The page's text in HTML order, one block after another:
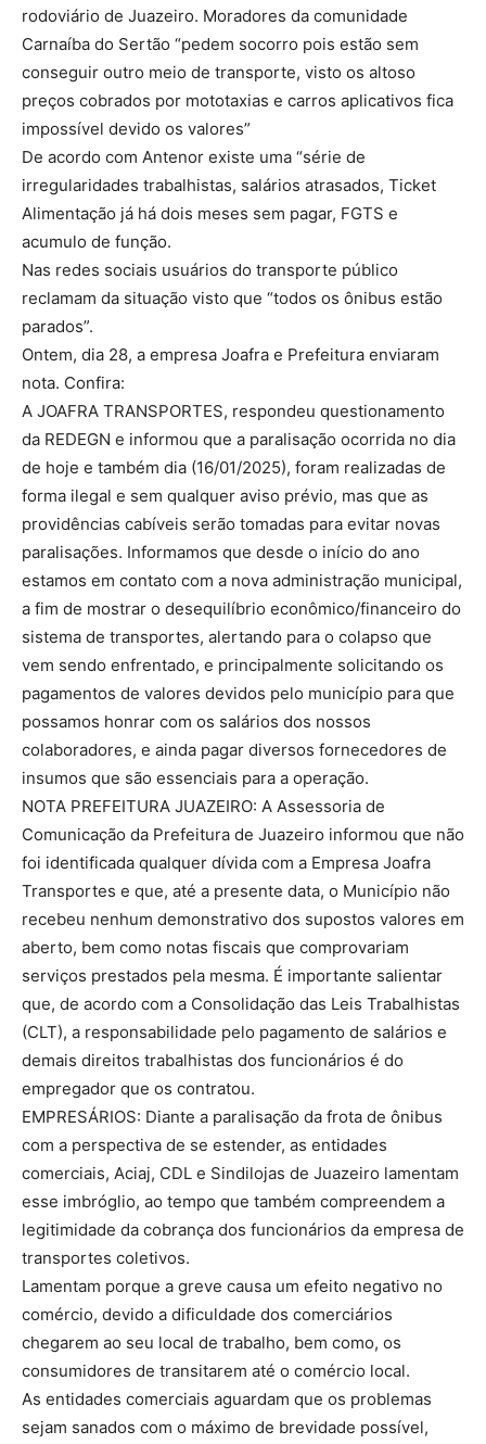
rodoviário de Juazeiro. Moradores da comunidade
Carnaíba do Sertão “pedem socorro pois estão sem
conseguir outro meio de transporte, visto os altoso
preços cobrados por mototaxias e carros aplicativos fica
impossível devido os valores”
De acordo com Antenor existe uma “série de
irregularidades trabalhistas, salários atrasados, Ticket
Alimentação já há dois meses sem pagar, FGTS e
acumulo de função.
Nas redes sociais usuários do transporte público
reclamam da situação visto que “todos os ônibus estão
parados”.
Ontem, dia 28, a empresa Joafra e Prefeitura enviaram
nota. Confira:
A JOAFRA TRANSPORTES, respondeu questionamento
da REDEGN e informou que a paralisação ocorrida no dia
de hoje e também dia (16/01/2025), foram realizadas de
forma ilegal e sem qualquer aviso prévio, mas que as
providências cabíveis serão tomadas para evitar novas
paralisações. Informamos que desde o início do ano
estamos em contato com a nova administração municipal,
a fim de mostrar o desequilíbrio econômico/financeiro do
sistema de transportes, alertando para o colapso que
vem sendo enfrentado, e principalmente solicitando os
pagamentos de valores devidos pelo município para que
possamos honrar com os salários dos nossos
colaboradores, e ainda pagar diversos fornecedores de
insumos que são essenciais para a operação.
NOTA PREFEITURA JUAZEIRO: A Assessoria de
Comunicação da Prefeitura de Juazeiro informou que não
foi identificada qualquer dívida com a Empresa Joafra
Transportes e que, até a presente data, o Município não
recebeu nenhum demonstrativo dos supostos valores em
aberto, bem como notas fiscais que comprovariam
serviços prestados pela mesma. É importante salientar
que, de acordo com a Consolidação das Leis Trabalhistas
(CLT), a responsabilidade pelo pagamento de salários e
demais direitos trabalhistas dos funcionários é do
empregador que os contratou.
EMPRESÁRIOS: Diante a paralisação da frota de ônibus
com a perspectiva de se estender, as entidades
comerciais, Aciaj, CDL e Sindilojas de Juazeiro lamentam
esse imbróglio, ao tempo que também compreendem a
legitimidade da cobrança dos funcionários da empresa de
transportes coletivos.
Lamentam porque a greve causa um efeito negativo no
comércio, devido a dificuldade dos comerciários
chegarem ao seu local de trabalho, bem como, os
consumidores de transitarem até o comércio local.
As entidades comerciais aguardam que os problemas
sejam sanados com o máximo de brevidade possível,